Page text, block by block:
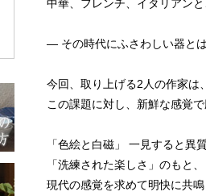
中華、フレンチ、イタリアン
― その時代にふさわしい器と
今回、取り上げる2人の作家は
この課題に対し、新鮮な感覚
「色絵と白磁」 一見すると異
「洗練された楽しさ」のもと、
現代の感覚を求めて明快に共